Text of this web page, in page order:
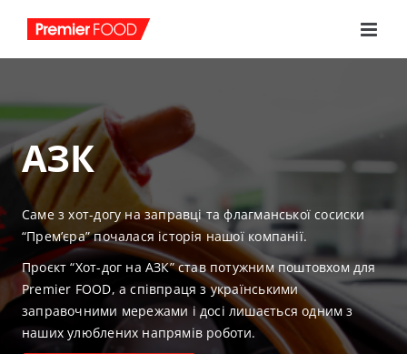
АЗК
Саме з хот-догу на заправці та флагманської сосиски
“Прем’єра” почалася історія нашої компанії.
Проєкт “Хот-дог на АЗК” став потужним поштовхом для
Premier FOOD, а співпраця з українськими
заправочними мережами і досі лишається одним з
наших улюблених напрямів роботи.